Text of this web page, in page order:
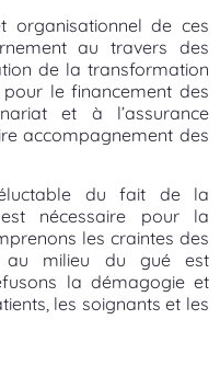
organisationnel de ces
au travers des
de la transformation
le financement des
et à l’assurance
accompagnement des
du fait de la
nécessaire pour la
les craintes des
au milieu du gué est
la démagogie et
les soignants et les